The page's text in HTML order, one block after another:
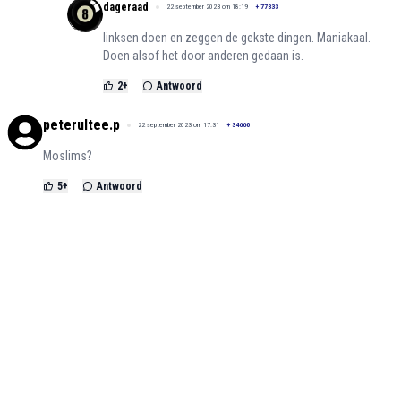
dageraad 22 september 2023 om 18:19 + 77333
linksen doen en zeggen de gekste dingen. Maniakaal.
Doen alsof het door anderen gedaan is.
2+ Antwoord
peterultee.p 22 september 2023 om 17:31 + 34660
Moslims?
5+ Antwoord